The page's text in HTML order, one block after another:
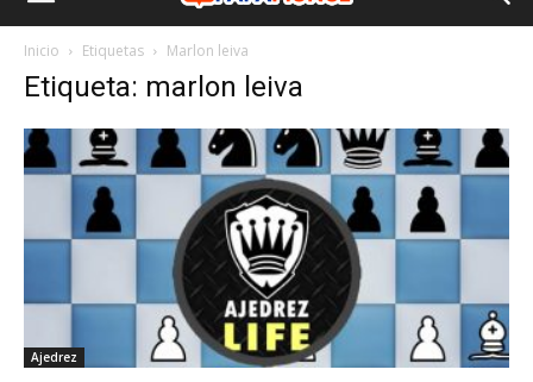
Inicio Etiquetas Marlon leiva
Etiqueta: marlon leiva
Ajedrez